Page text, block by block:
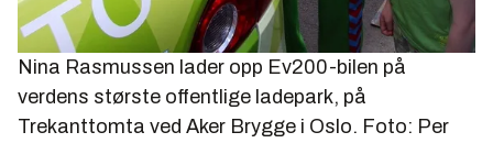
Nina Rasmussen lader opp Ev200-bilen på
verdens største offentlige ladepark, på
Trekanttomta ved Aker Brygge i Oslo. Foto: Per